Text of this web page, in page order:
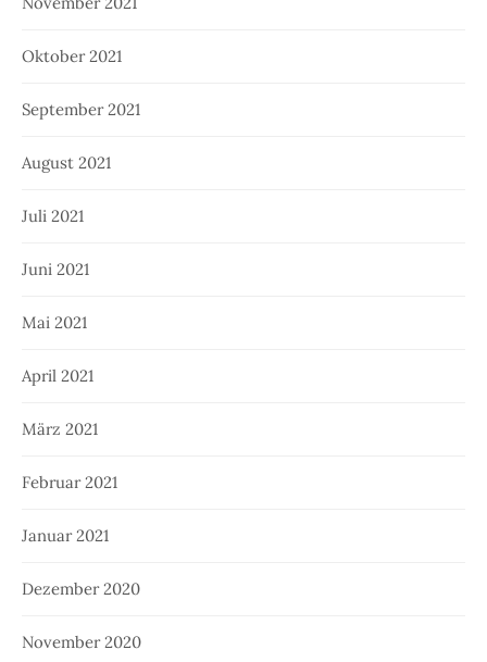
Oktober 2021
September 2021
August 2021
Juli 2021
Juni 2021
Mai 2021
April 2021
März 2021
Februar 2021
Januar 2021
Dezember 2020
November 2020